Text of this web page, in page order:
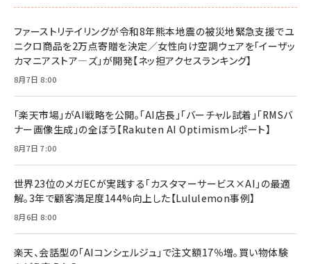
ファーストリテイリングが令和8年熊本地震の被災地緊急支援でユ
ニクロ商品を2万点寄贈を決定／女性向け空調ウェアを「イーザッ
カマニアストア―ズ」が開発【ネッ担アクセスランキング】
8月7日 8:00
「楽天市場」がAI戦略を公開。「AI店長」「バーチャル試着」「RMSバ
ナー画像生成」の全ぼう【Rakuten AI Optimismレポート】
8月7日 7:00
世界23位のメガECが実践する「カスタマーサービス×AI」の最適
解。3年で顧客満足度144%向上した【Lululemon事例】
8月6日 8:00
楽天、会話型の「AIコンシェルジュ」で注文額17％増。買い物体験